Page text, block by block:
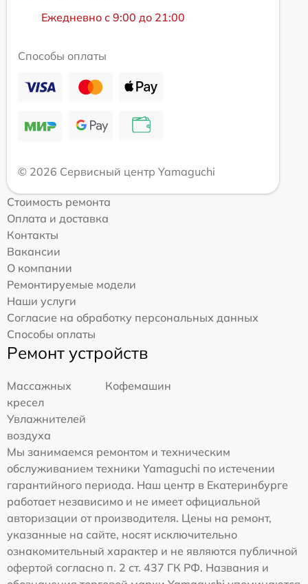
Ежедневно с 9:00 до 21:00
Способы оплаты
© 2026 Сервисный центр Yamaguchi
Стоимость ремонта
Оплата и доставка
Контакты
Вакансии
О компании
Ремонтируемые модели
Наши услуги
Согласие на обработку персональных данных
Способы оплаты
Ремонт устройств
Массажных
кресел
Кофемашин
Увлажнителей
воздуха
Мы занимаемся ремонтом и техническим
обслуживанием техники Yamaguchi по истечении
гарантийного периода. Наш центр в Екатеринбурге
работает независимо и не имеет официальной
авторизации от производителя. Цены на ремонт,
указанные на сайте, носят исключительно
ознакомительный характер и не являются публичной
офертой согласно п. 2 ст. 437 ГК РФ. Названия и